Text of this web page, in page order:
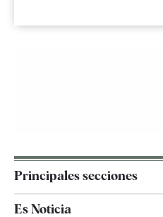
Principales secciones
Es Noticia